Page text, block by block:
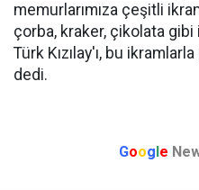
memurlarımıza çeşitli
çorba, kraker, çikolata gibi
Türk Kızılay'ı, bu
dedi.
Google